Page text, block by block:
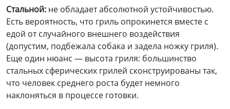
Стальной: не обладает абсолютной устойчивостью.
Есть вероятность, что гриль опрокинется вместе с
едой от случайного внешнего воздействия
(допустим, подбежала собака и задела ножку гриля).
Еще один нюанс — высота гриля: большинство
стальных сферических грилей сконструированы так,
что человек среднего роста будет немного
наклоняться в процессе готовки.